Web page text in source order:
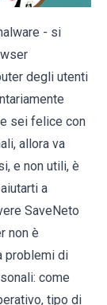
- si
degli utenti
sei felice con
allora va
e non utili, è
a
SaveNeto
non è
problemi di
come
tipo di